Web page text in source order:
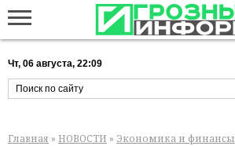
Чт, 06 августа, 22:09
Главная » НОВОСТИ » Экономика и финансы